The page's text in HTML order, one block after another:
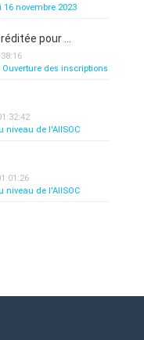
novembre 2023
pour ...
Ouverture des inscriptions
niveau de l'AIISOC
niveau de l'AIISOC